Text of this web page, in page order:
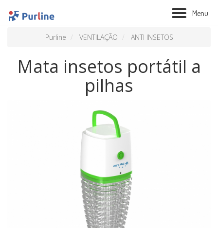
Menu
BIOLAREIRA
AQUECIMENTO
VENTILAÇÃO
TRATAMENTO AÉREO
Purline VENTILAÇÃO ANTI INSETOS
Mata insetos portátil a
pilhas